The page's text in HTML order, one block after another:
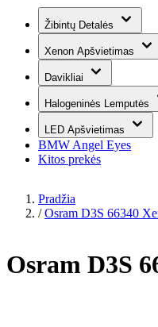
Žibintų Detalės
Xenon Apšvietimas
Davikliai
Halogeninės Lemputės
LED Apšvietimas
BMW Angel Eyes
Kitos prekės
Pradžia
/ Osram D3S 66340
Osram D3S